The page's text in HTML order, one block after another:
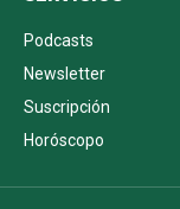
Podcasts
Newsletter
Suscripción
Horóscopo